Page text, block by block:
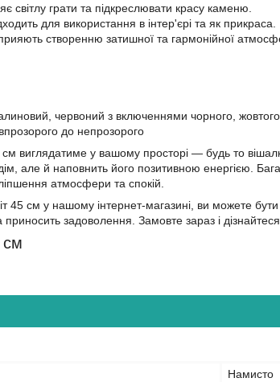
світлу грати та підкреслювати красу каменю.
для використання в інтер'єрі та як прикраса.
створенню затишної та гармонійної
червоний з включеннями чорного,
до непрозорого
виглядатиме у вашому просторі — будь то
але й наповнить його позитивною енергією.
атмосфери та спокій.
см у нашому інтернет-магазині, ви можете бути
задоволення. Замовте зараз і
см
Намисто